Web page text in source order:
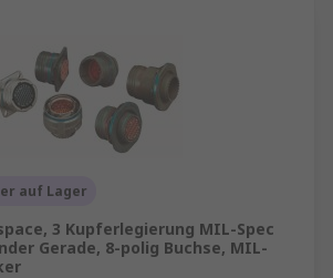
auf Lager
3 Kupferlegierung MIL-Spec
Gerade, 8-polig Buchse, MIL-